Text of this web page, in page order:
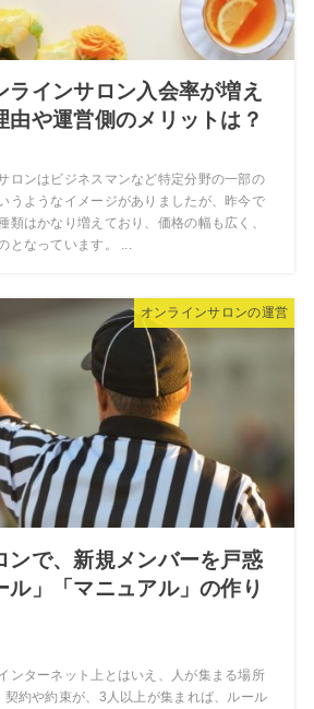
ラインサロン入会率が増え
由や運営側のメリットは？
ロンはビジネスマンなど特定分野の一部の
うようなイメージがありましたが、昨今で
類はかなり増えており、価格の幅も広く、
となっています。 ...
オンラインサロンの運営
ンで、新規メンバーを戸惑
ル」「マニュアル」の作り
ンターネット上とはいえ、人が集まる場所
契約や約束が、3人以上が集まれば、ルール